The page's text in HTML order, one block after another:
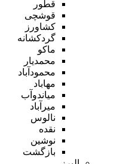
قطور
قوشچی
کشاورز
گردکشانه
ماکو
محمدیار
محمودآباد
مهاباد
میاندوآب
میرآباد
نالوس
نقده
نوشین
بازگشت